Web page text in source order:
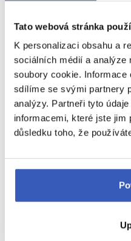
Tato webová stránka
K personalizaci obsahu a
sociálních médií a
soubory cookie. Informace
sdílíme se svými partnery
analýzy. Partneři tyto
informacemi, které jste
důsledku toho, že
Dle letového řádu